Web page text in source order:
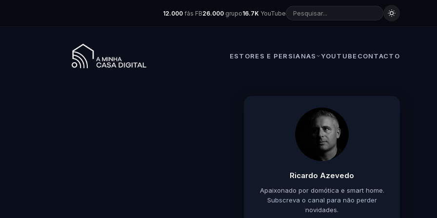
12.000 fãs FB26.000 grupo16.7K YouTube
ESTORES E PERSIANAS YOUTUBE CONTACTO
Ricardo Azevedo
Apaixonado por domótica e smart home.
Subscreva o canal para não perder
novidades.